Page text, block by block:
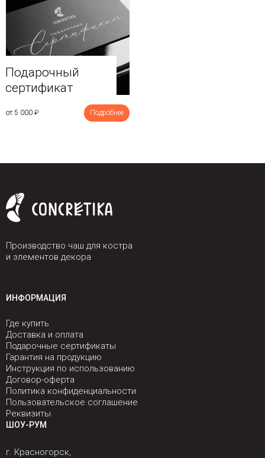
Подарочный
сертификат
от 5 000 ₽ Подробнее
Производство чаш для костра
и элементов декора
ИНФОРМАЦИЯ
Где купить
Доставка и оплата
Подарочные сертификаты
Гарантия на продукцию
Инструкция по использованию
Договор-оферта
Политика конфиденциальности
Пользовательское соглашение
Реквизиты
ШОУ-РУМ
г. Красногорск,